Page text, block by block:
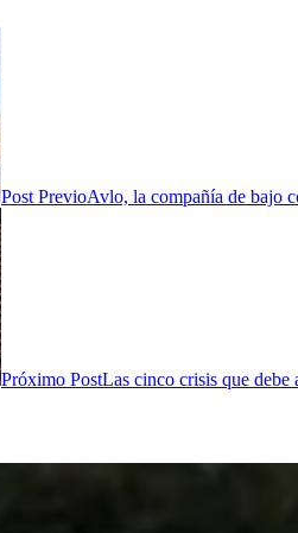
Post PrevioAvlo, la compañía de bajo
Próximo PostLas cinco crisis que